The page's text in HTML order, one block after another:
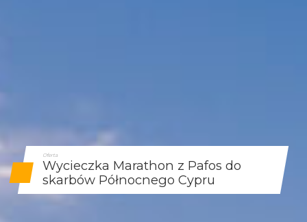
Oferta
Wycieczka Marathon z Pafos do
skarbów Północnego Cypru